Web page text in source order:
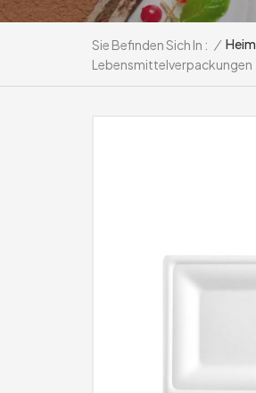
Sie Befinden Sich In : / Heim
Lebensmittelverpackungen